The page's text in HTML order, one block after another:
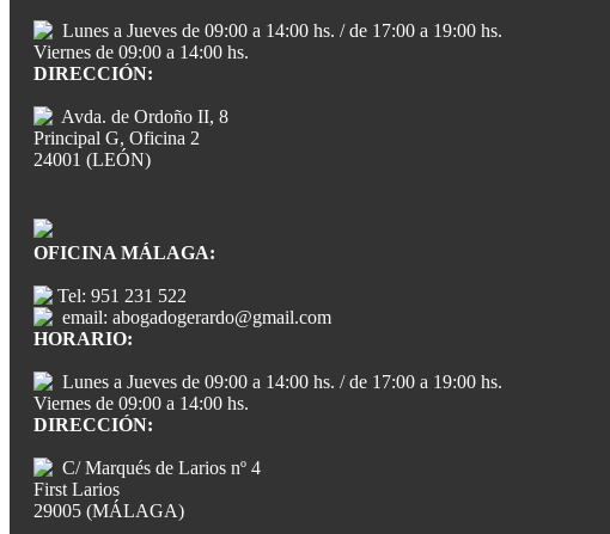
Lunes a Jueves de 09:00 a 14:00 hs. / de 17:00 a 19:00 hs.
Viernes de 09:00 a 14:00 hs.
DIRECCIÓN:
Avda. de Ordoño II, 8
Principal G, Oficina 2
24001 (LEÓN)
OFICINA MÁLAGA:
Tel: 951 231 522
email: abogadogerardo@gmail.com
HORARIO:
Lunes a Jueves de 09:00 a 14:00 hs. / de 17:00 a 19:00 hs.
Viernes de 09:00 a 14:00 hs.
DIRECCIÓN:
C/ Marqués de Larios nº 4
First Larios
29005 (MÁLAGA)